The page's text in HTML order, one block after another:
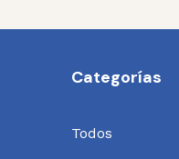
Categorías
Todos